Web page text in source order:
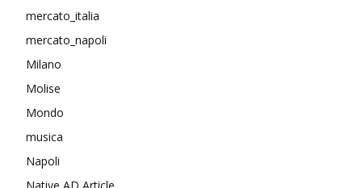
mercato_italia
mercato_napoli
Milano
Molise
Mondo
musica
Napoli
Native AD Article